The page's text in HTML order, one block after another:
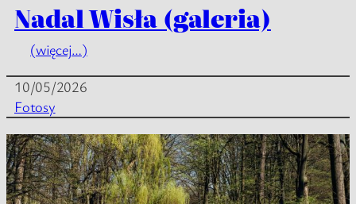
Nadal Wisła (galeria)
(więcej…)
10/05/2026
Fotosy